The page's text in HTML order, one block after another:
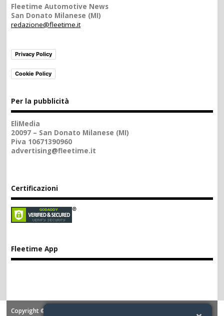
Fleetime Automotive News
San Donato Milanese (MI)
redazione@fleetime.it
Privacy Policy
Cookie Policy
Per la pubblicità
EliMedia
20097 – San Donato Milanese (MI)
Piva 10671390960
advertising@fleetime.it
Certificazioni
Fleetime App
Copyright ©2026. FLEETIME